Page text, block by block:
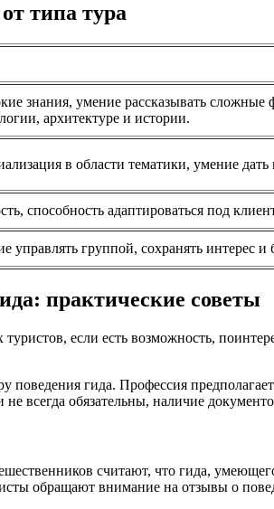
типа тура
знания, умение рассказывать
архитектуре и истории.
в области тематики, умение
способность адаптироваться под
управлять группой, сохранять интерес
практические советы
если есть возможность,
гида. Профессия
обязательны, наличие
считают, что гида,
обращают внимание на отзывы о